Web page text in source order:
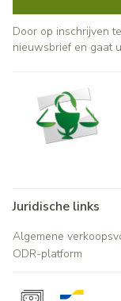
Door op inschrijven
nieuwsbrief en gaat
Juridische links
Algemene
ODR-platform